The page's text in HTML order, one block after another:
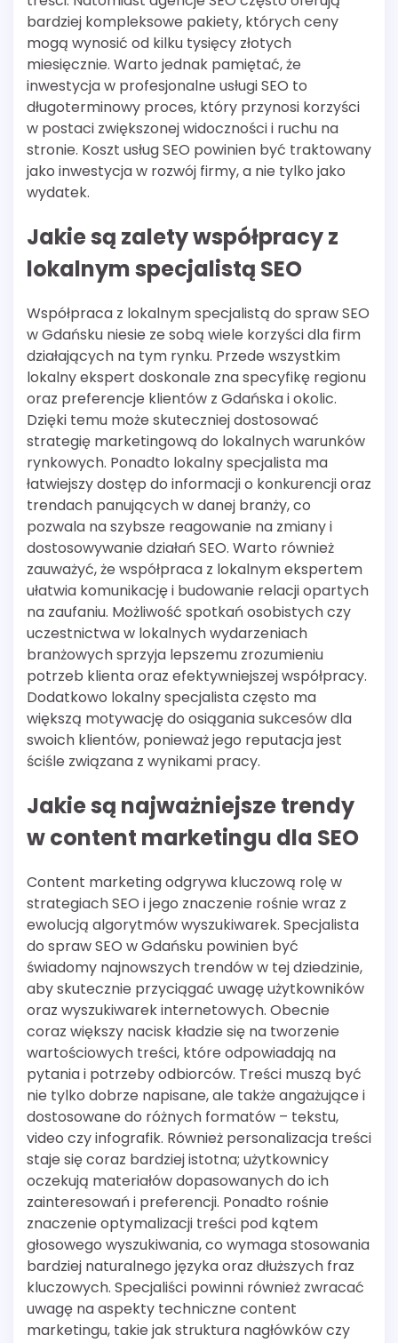
bardziej kompleksowe pakiety, których ceny
mogą wynosić od kilku tysięcy złotych
miesięcznie. Warto jednak pamiętać, że
inwestycja w profesjonalne usługi SEO to
długoterminowy proces, który przynosi korzyści
w postaci zwiększonej widoczności i ruchu na
stronie. Koszt usług SEO powinien być traktowany
jako inwestycja w rozwój firmy, a nie tylko jako
wydatek.
Jakie są zalety współpracy z
lokalnym specjalistą SEO
Współpraca z lokalnym specjalistą do spraw SEO
w Gdańsku niesie ze sobą wiele korzyści dla firm
działających na tym rynku. Przede wszystkim
lokalny ekspert doskonale zna specyfikę regionu
oraz preferencje klientów z Gdańska i okolic.
Dzięki temu może skuteczniej dostosować
strategię marketingową do lokalnych warunków
rynkowych. Ponadto lokalny specjalista ma
łatwiejszy dostęp do informacji o konkurencji oraz
trendach panujących w danej branży, co
pozwala na szybsze reagowanie na zmiany i
dostosowywanie działań SEO. Warto również
zauważyć, że współpraca z lokalnym ekspertem
ułatwia komunikację i budowanie relacji opartych
na zaufaniu. Możliwość spotkań osobistych czy
uczestnictwa w lokalnych wydarzeniach
branżowych sprzyja lepszemu zrozumieniu
potrzeb klienta oraz efektywniejszej współpracy.
Dodatkowo lokalny specjalista często ma
większą motywację do osiągania sukcesów dla
swoich klientów, ponieważ jego reputacja jest
ściśle związana z wynikami pracy.
Jakie są najważniejsze trendy
w content marketingu dla SEO
Content marketing odgrywa kluczową rolę w
strategiach SEO i jego znaczenie rośnie wraz z
ewolucją algorytmów wyszukiwarek. Specjalista
do spraw SEO w Gdańsku powinien być
świadomy najnowszych trendów w tej dziedzinie,
aby skutecznie przyciągać uwagę użytkowników
oraz wyszukiwarek internetowych. Obecnie
coraz większy nacisk kładzie się na tworzenie
wartościowych treści, które odpowiadają na
pytania i potrzeby odbiorców. Treści muszą być
nie tylko dobrze napisane, ale także angażujące i
dostosowane do różnych formatów – tekstu,
video czy infografik. Również personalizacja treści
staje się coraz bardziej istotna; użytkownicy
oczekują materiałów dopasowanych do ich
zainteresowań i preferencji. Ponadto rośnie
znaczenie optymalizacji treści pod kątem
głosowego wyszukiwania, co wymaga stosowania
bardziej naturalnego języka oraz dłuższych fraz
kluczowych. Specjaliści powinni również zwracać
uwagę na aspekty techniczne content
marketingu, takie jak struktura nagłówków czy